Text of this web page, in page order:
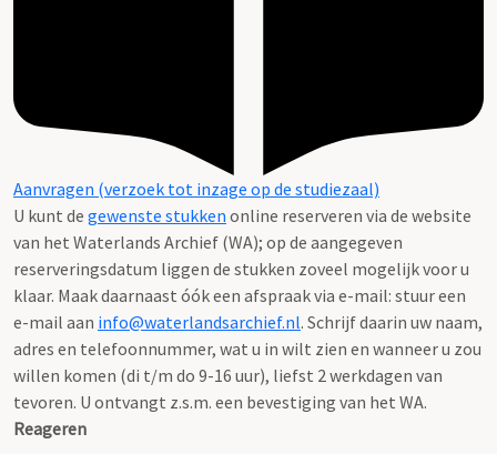
Aanvragen (verzoek tot inzage op de studiezaal)
U kunt de gewenste stukken online reserveren via de website
van het Waterlands Archief (WA); op de aangegeven
reserveringsdatum liggen de stukken zoveel mogelijk voor u
klaar. Maak daarnaast óók een afspraak via e-mail: stuur een
e-mail aan info@waterlandsarchief.nl. Schrijf daarin uw naam,
adres en telefoonnummer, wat u in wilt zien en wanneer u zou
willen komen (di t/m do 9-16 uur), liefst 2 werkdagen van
tevoren. U ontvangt z.s.m. een bevestiging van het WA.
Reageren